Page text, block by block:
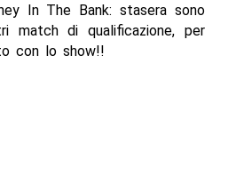
In The Bank: stasera sono
match di qualificazione, per
con lo show!!